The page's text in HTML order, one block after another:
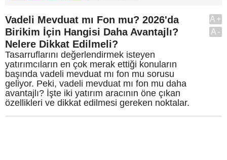
Vadeli Mevduat mı Fon mu? 2026'da
Birikim İçin Hangisi Daha Avantajlı?
Nelere Dikkat Edilmeli?
Tasarruflarını değerlendirmek isteyen
yatırımcıların en çok merak ettiği konuların
başında vadeli mevduat mı fon mu sorusu
geliyor. Peki, vadeli mevduat mı fon mu daha
avantajlı? İşte iki yatırım aracının öne çıkan
özellikleri ve dikkat edilmesi gereken noktalar.
A+
A-